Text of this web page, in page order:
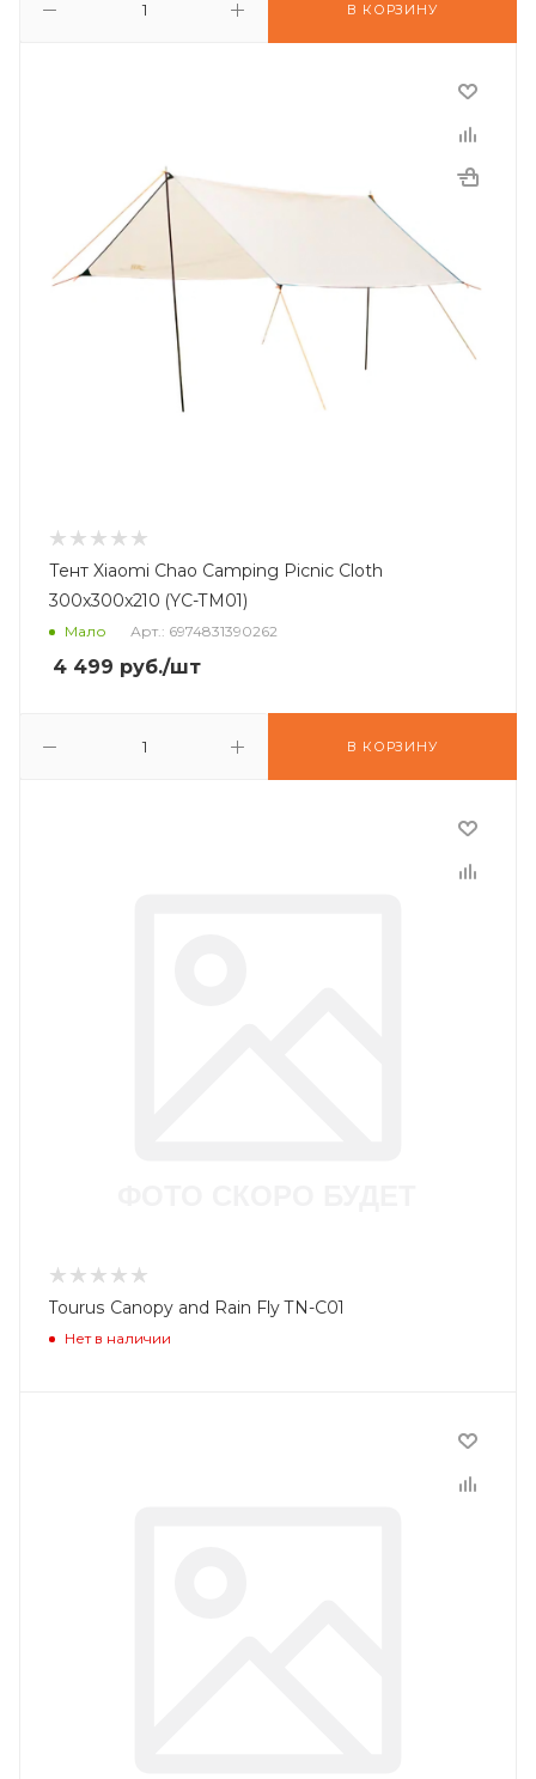
В КОРЗИНУ
Тент Xiaomi Chao Camping Picnic Cloth
300x300x210 (YC-TM01)
Мало Арт.: 6974831390262
4 499 руб./шт
В КОРЗИНУ
Tourus Canopy and Rain Fly TN-C01
Нет в наличии